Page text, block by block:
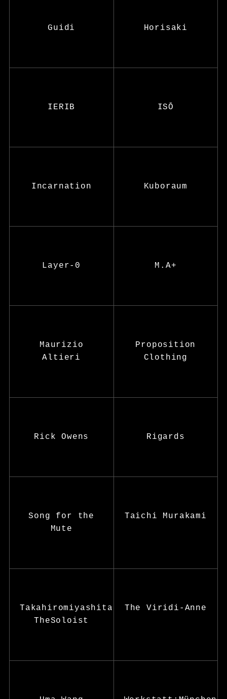
Guidi Horisaki
IERIB ISŌ
Incarnation Kuboraum
Layer-0 M.A+
Maurizio
Altieri
Proposition
Clothing
Rick Owens Rigards
Song for the
Mute
Taichi Murakami
Takahiromiyashita
TheSoloist
The Viridi-Anne